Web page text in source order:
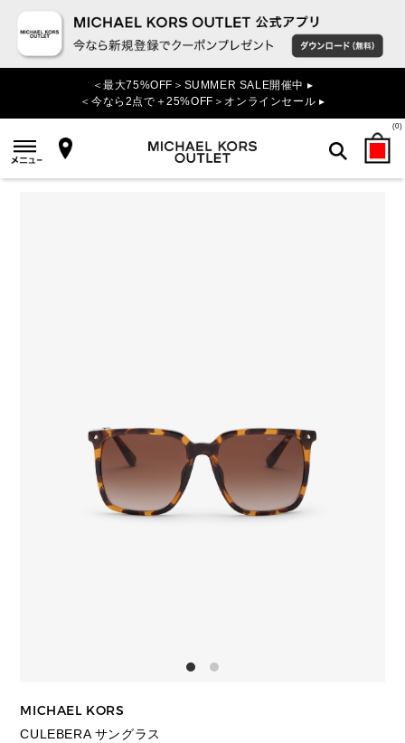
＜最大75%OFF＞SUMMER SALE開催中 ▸
＜今なら2点で＋25%OFF＞オンラインセール ▸
(0)
MICHAEL KORS
CULEBERA サングラス